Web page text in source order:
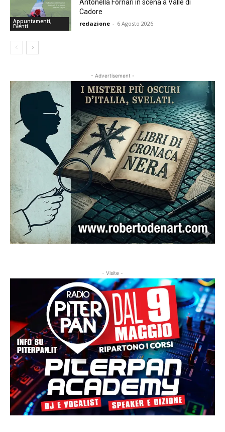
Appuntamenti,
Eventi
Antonella Fornari in scena a Valle di
Cadore
redazione - 6 Agosto 2026
- Advertisement -
- Visite -